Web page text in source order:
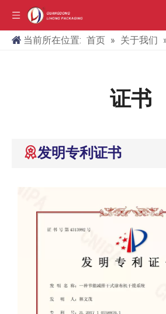
当前所在位置: 首页 » 关于我们
证书
发明专利证书